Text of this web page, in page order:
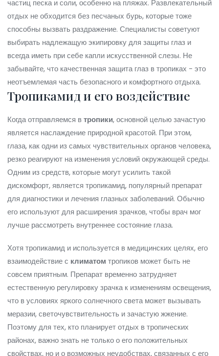
частиц песка и соли, особенно на пляжах. Развлекательный
отдых не обходится без песчаных бурь, которые тоже
способны вызвать раздражение. Специалисты советуют
выбирать надлежащую экипировку для защиты глаз и
всегда иметь при себе капли искусственной слезы. Не
забывайте, что качественная защита глаз в тропиках - это
неотъемлемая часть безопасного и комфортного отдыха.
Тропикамид и его воздействие
Когда отправляемся втропики, основной целью зачастую
является наслаждение природной красотой. При этом,
глаза, как одни из самых чувствительных органов человека,
резко реагируют на изменения условий окружающей среды.
Одним из средств, которые могут усилить такой
дискомфорт, является тропикамид, популярный препарат
для диагностики и лечения глазных заболеваний. Обычно
его используют для расширения зрачков, чтобы врач мог
лучше рассмотреть внутреннее состояние глаза.
Хотя тропикамид и используется в медицинских целях, его
взаимодействие с климатом тропиков может быть не
совсем приятным. Препарат временно затрудняет
естественную регулировку зрачка к изменениям освещения,
что в условиях яркого солнечного света может вызывать
меразии, светочувствительность и зачастую жжение.
Поэтому для тех, кто планирует отдых в тропических
районах, важно знать не только о его положительных
свойствах, но и о возможных неудобствах, связанных с его